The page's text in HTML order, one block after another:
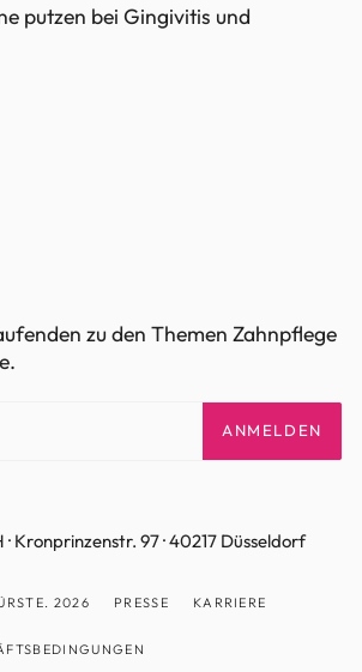
putzen bei Gingivitis und
zu den Themen Zahnpflege
ANMELDEN
Kronprinzenstr. 97 · 40217 Düsseldorf
2026 PRESSE KARRIERE